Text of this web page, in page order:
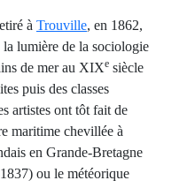
à Trouville, en 1862,
la lumière de la sociologie
de mer au XIXe siècle
puis des classes
artistes ont tôt fait de
maritime chevillée à
en Grande-Bretagne
ou le météorique